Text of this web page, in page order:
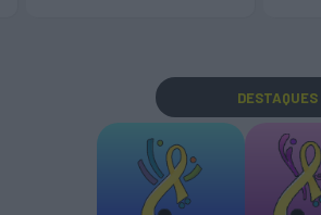
DESTAQUES